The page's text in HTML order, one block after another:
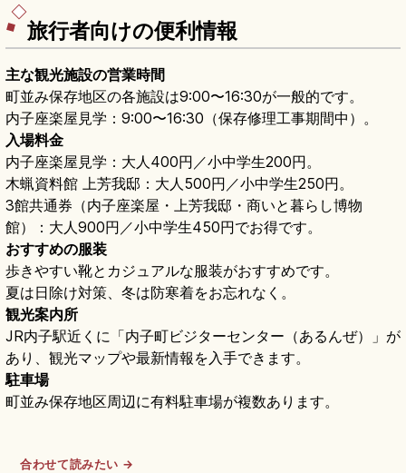
旅行者向けの便利情報
主な観光施設の営業時間
町並み保存地区の各施設は9:00〜16:30が一般的です。
内子座楽屋見学：9:00〜16:30（保存修理工事期間中）。
入場料金
内子座楽屋見学：大人400円／小中学生200円。
木蝋資料館 上芳我邸：大人500円／小中学生250円。
3館共通券（内子座楽屋・上芳我邸・商いと暮らし博物
館）：大人900円／小中学生450円でお得です。
おすすめの服装
歩きやすい靴とカジュアルな服装がおすすめです。
夏は日除け対策、冬は防寒着をお忘れなく。
観光案内所
JR内子駅近くに「内子町ビジターセンター（あるんぜ）」が
あり、観光マップや最新情報を入手できます。
駐車場
町並み保存地区周辺に有料駐車場が複数あります。
合わせて読みたい →